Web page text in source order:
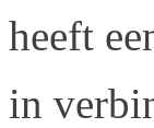
heeft
in